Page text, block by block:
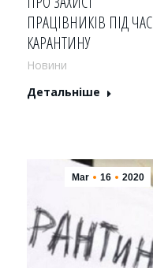
ПРАЦІВНИКІВ ПІД ЧАС
КАРАНТИНУ
Новини
Детальніше
Mar 16 2020